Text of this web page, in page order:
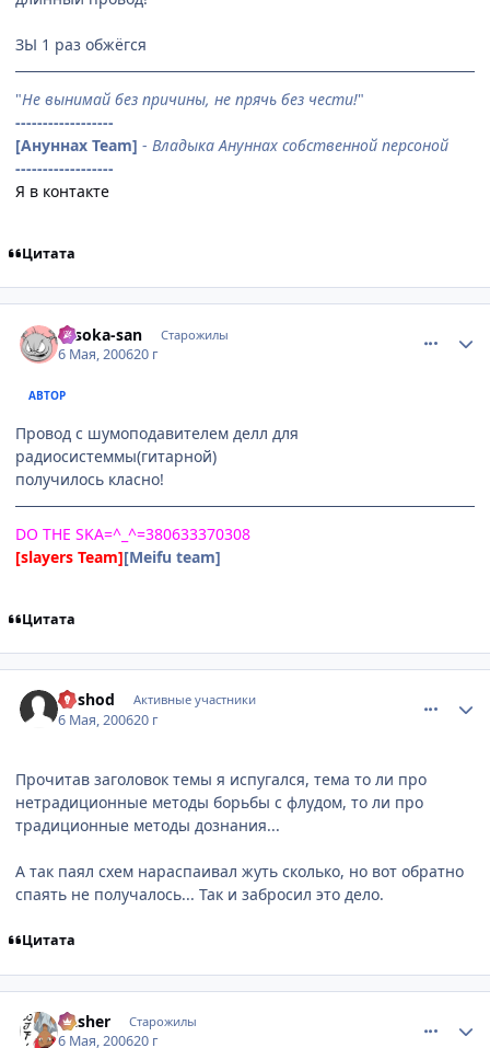
ЗЫ 1 раз обжёгся
"Не вынимай без причины, не прячь без чести!"
------------------
[Ануннах Team] - Владыка Ануннах собственной персоной
------------------
Я в контакте
Цитата
Hisoka-san Старожилы
6 Мая, 200620 г
АВТОР
Провод с шумоподавителем делл для
радиосистеммы(гитарной)
получилось класно!
DO THE SKA=^_^=380633370308
[slayers Team][Meifu team]
Цитата
Voshod Активные участники
6 Мая, 200620 г
Прочитав заголовок темы я испугался, тема то ли про
нетрадиционные методы борьбы с флудом, то ли про
традиционные методы дознания...
А так паял схем нараспаивал жуть сколько, но вот обратно
спаять не получалось... Так и забросил это дело.
Цитата
Dasher Старожилы
6 Мая, 200620 г